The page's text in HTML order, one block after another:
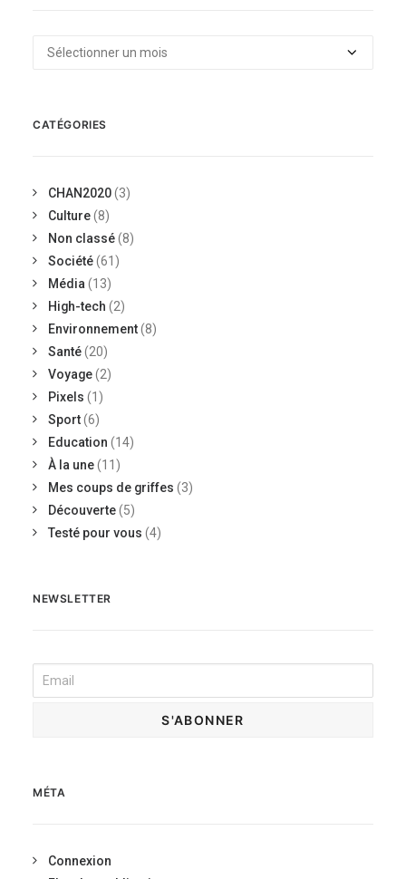
Archives
CATÉGORIES
CHAN2020(3)
Culture(8)
Non classé(8)
Société(61)
Média (13)
High-tech (2)
Environnement(8)
Santé(20)
Voyage(2)
Pixels (1)
Sport(6)
Education (14)
À la une(11)
Mes coups de griffes (3)
Découverte(5)
Testé pour vous (4)
NEWSLETTER
MÉTA
Connexion